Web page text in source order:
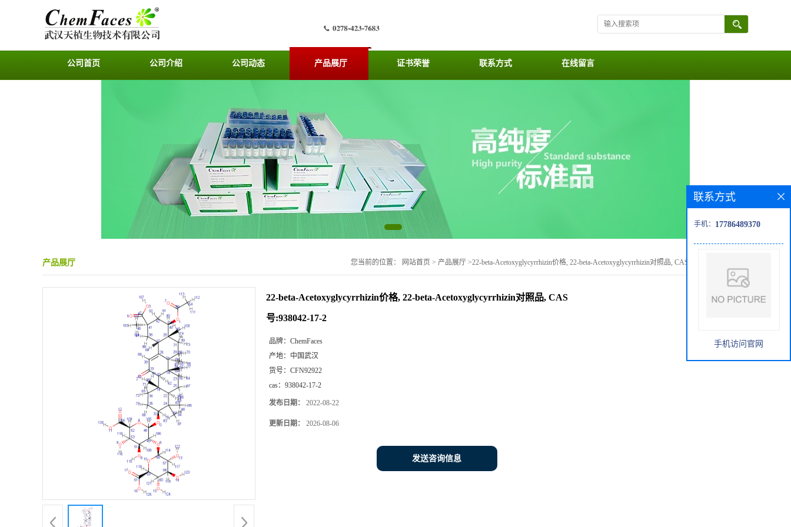
公司首页 公司介绍 公司动态 产品展厅 证书荣誉 联系方式 在线留言
产品展厅 您当前的位置： 网站首页 > 产品展厅 >22-beta-Acetoxyglycyrrhizin价格, 22-beta-Acetoxyglycyrrhizin对照品, CAS号:938042-17-2
22-beta-Acetoxyglycyrrhizin价格, 22-beta-Acetoxyglycyrrhizin对照品, CAS
号:938042-17-2
品牌： ChemFaces
产地： 中国武汉
货号： CFN92922
cas： 938042-17-2
发布日期： 2022-08-22
更新日期： 2026-08-06
发送咨询信息
联系方式
手机： 17786489370
手机访问官网